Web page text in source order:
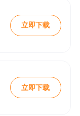
立即下载
立即下载